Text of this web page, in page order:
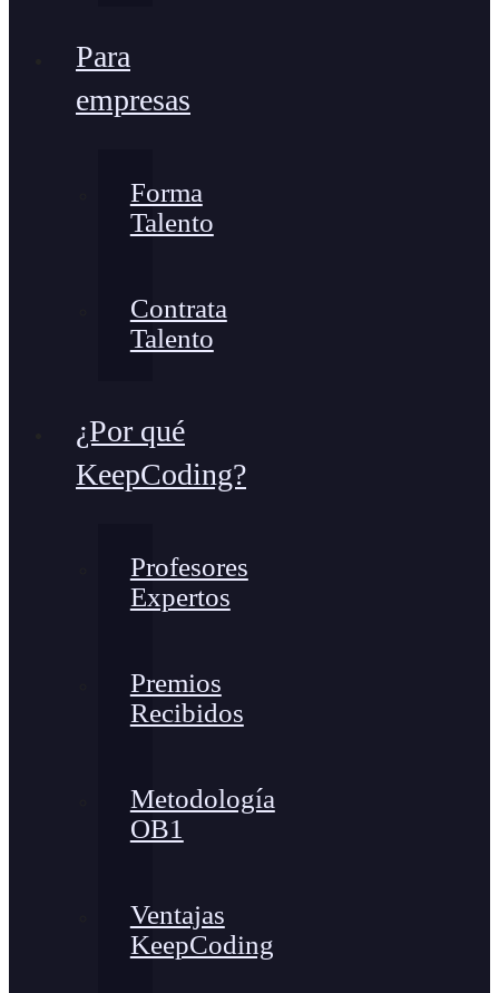
Para
empresas
Forma
Talento
Contrata
Talento
¿Por qué
KeepCoding?
Profesores
Expertos
Premios
Recibidos
Metodología
OB1
Ventajas
KeepCoding